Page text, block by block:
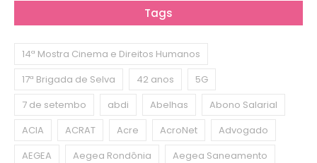
Tags
14ª Mostra Cinema e Direitos Humanos
17ª Brigada de Selva
42 anos
5G
7 de setembo
abdi Abelhas
Abono Salarial
ACIA
ACRAT Acre AcroNet
Advogado
AEGEA
Aegea Rondônia
Aegea Saneamento